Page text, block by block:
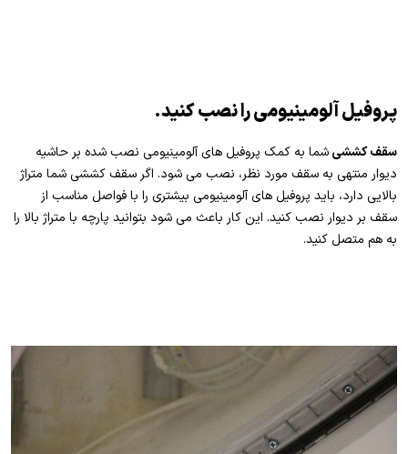
پروفیل آلومینیومی را نصب کنید.
سقف کششیشما به کمک پروفیل ­های آلومینیومی نصب شده بر حاشیه
دیوار منتهی به سقف مورد نظر، نصب می­ شود. اگر سقف کششی شما متراژ
بالایی دارد، باید پروفیل ­های آلومینیومی بیشتری را با فواصل مناسب از
سقف بر دیوار نصب کنید. این کار باعث می شود بتوانید پارچه با متراژ بالا را
به هم متصل کنید.